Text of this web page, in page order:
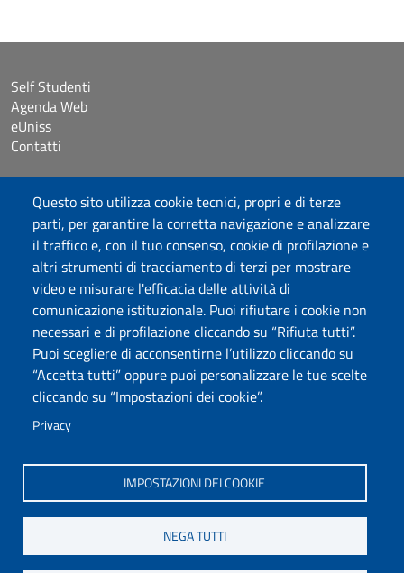
Questo sito utilizza cookie tecnici, propri e di terze
parti, per garantire la corretta navigazione e analizzare
il traffico e, con il tuo consenso, cookie di profilazione e
altri strumenti di tracciamento di terzi per mostrare
video e misurare l'efficacia delle attività di
comunicazione istituzionale. Puoi rifiutare i cookie non
necessari e di profilazione cliccando su “Rifiuta tutti”.
Puoi scegliere di acconsentirne l’utilizzo cliccando su
“Accetta tutti” oppure puoi personalizzare le tue scelte
cliccando su “Impostazioni dei cookie”.
Privacy
IMPOSTAZIONI DEI COOKIE
NEGA TUTTI
DADU – Dipartimento di Architettura, Design e Urbanistica
Università degli Studi di Sassari
Palazzo del Pou Salit – Piazza Duomo, 6 - 07041 Alghero
aaadip@uniss.it
Self Studenti
Agenda Web
eUniss
Contatti
Accessibilità
Dichiarazione di accessibilità
Cookie settings
Mappa del sito
Protocollo
Seguici su